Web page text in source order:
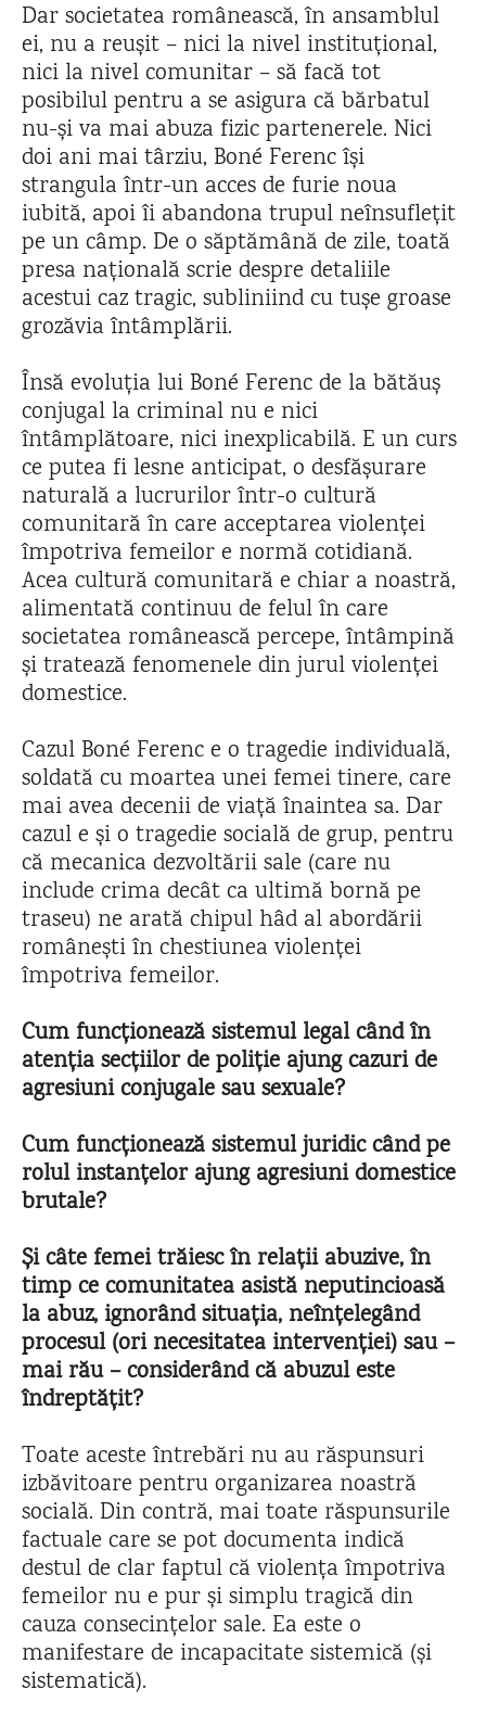
Dar societatea românească, în ansamblul
ei, nu a reușit – nici la nivel instituțional,
nici la nivel comunitar – să facă tot
posibilul pentru a se asigura că bărbatul
nu-și va mai abuza fizic partenerele. Nici
doi ani mai târziu, Boné Ferenc își
strangula într-un acces de furie noua
iubită, apoi îi abandona trupul neînsuflețit
pe un câmp. De o săptămână de zile, toată
presa națională scrie despre detaliile
acestui caz tragic, subliniind cu tușe groase
grozăvia întâmplării.
Însă evoluția lui Boné Ferenc de la bătăuș
conjugal la criminal nu e nici
întâmplătoare, nici inexplicabilă. E un curs
ce putea fi lesne anticipat, o desfășurare
naturală a lucrurilor într-o cultură
comunitară în care acceptarea violenței
împotriva femeilor e normă cotidiană.
Acea cultură comunitară e chiar a noastră,
alimentată continuu de felul în care
societatea românească percepe, întâmpină
și tratează fenomenele din jurul violenței
domestice.
Cazul Boné Ferenc e o tragedie individuală,
soldată cu moartea unei femei tinere, care
mai avea decenii de viață înaintea sa. Dar
cazul e și o tragedie socială de grup, pentru
că mecanica dezvoltării sale (care nu
include crima decât ca ultimă bornă pe
traseu) ne arată chipul hâd al abordării
românești în chestiunea violenței
împotriva femeilor.
Cum funcționează sistemul legal când în
atenția secțiilor de poliție ajung cazuri de
agresiuni conjugale sau sexuale?
Cum funcționează sistemul juridic când pe
rolul instanțelor ajung agresiuni domestice
brutale?
Și câte femei trăiesc în relații abuzive, în
timp ce comunitatea asistă neputincioasă
la abuz, ignorând situația, neînțelegând
procesul (ori necesitatea intervenției) sau –
mai rău – considerând că abuzul este
îndreptățit?
Toate aceste întrebări nu au răspunsuri
izbăvitoare pentru organizarea noastră
socială. Din contră, mai toate răspunsurile
factuale care se pot documenta indică
destul de clar faptul că violența împotriva
femeilor nu e pur și simplu tragică din
cauza consecințelor sale. Ea este o
manifestare de incapacitate sistemică (și
sistematică).